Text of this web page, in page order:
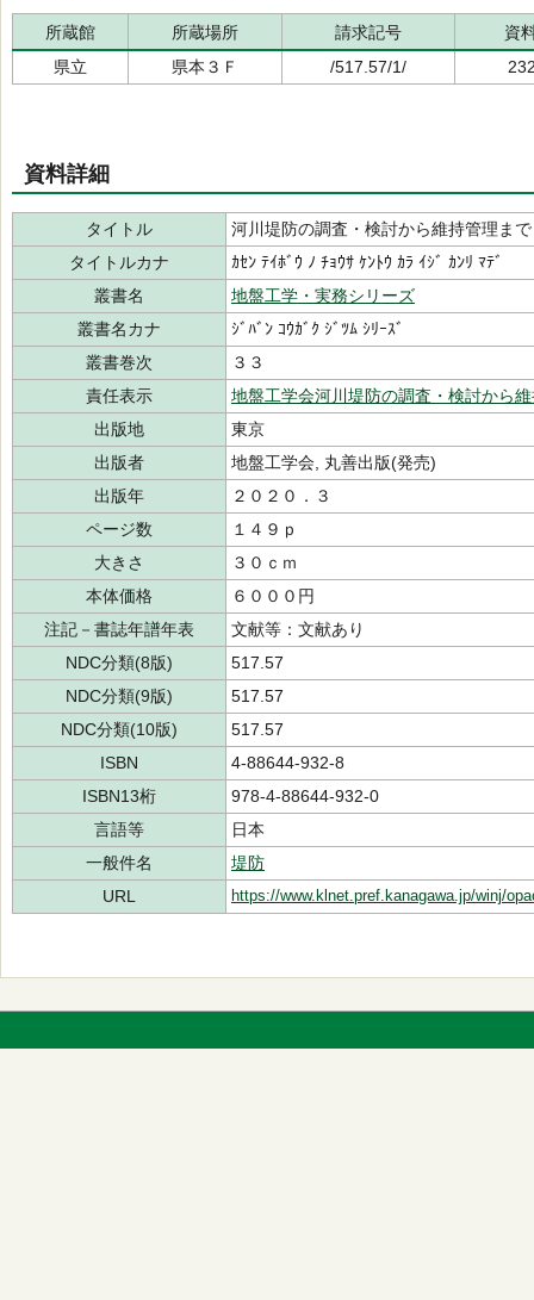
所蔵館 所蔵場所 請求記号
資
県立
県本３Ｆ /517.57/1/
資料詳細
タイトル
河川堤防の調査・検討から維持管理まで
タイトルカナ
ｶｾﾝ ﾃｲﾎﾞｳ ﾉ ﾁｮｳｻ ｹﾝﾄｳ ｶﾗ ｲｼﾞ ｶﾝﾘ ﾏﾃﾞ
叢書名
地盤工学・実務シリーズ
叢書名カナ
ｼﾞﾊﾞﾝ ｺｳｶﾞｸ ｼﾞﾂﾑ ｼﾘｰｽﾞ
叢書巻次
３３
責任表示
地盤工学会河川堤防の調査・検討から
出版地
東京
出版者
地盤工学会, 丸善出版(発売)
出版年
２０２０．３
ページ数
１４９ｐ
大きさ
３０ｃｍ
本体価格
６０００円
注記－書誌年譜年表
文献等：文献あり
NDC分類(8版)
517.57
NDC分類(9版)
517.57
NDC分類(10版)
517.57
ISBN
4-88644-932-8
ISBN13桁
978-4-88644-932-0
言語等
日本
一般件名
堤防
URL
https://www.klnet.pref.kanagawa.jp/winj/